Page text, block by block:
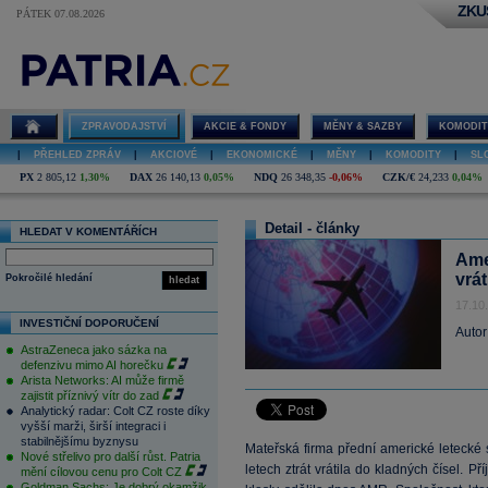
PÁTEK 07.08.2026
ZPRAVODAJSTVÍ AKCIE & FONDY MĚNY & SAZBY
PŘEHLED ZPRÁV AKCIOVÉ EKONOMICKÉ MĚNY KOMODITY
PX 2 805,12 1,30% DAX 26 140,13 0,05% NDQ 26 348,35 -0,06% CZK/€ 24,233 0,04%
HLEDAT V KOMENTÁŘÍCH
hledat
Pokročilé hledání
INVESTIČNÍ DOPORUČENÍ
AstraZeneca jako sázka na
defenzivu mimo AI horečku
Arista Networks: AI může firmě
zajistit příznivý vítr do zad
Analytický radar: Colt CZ roste díky
vyšší marži, širší integraci i
stabilnějšímu byznysu
Nové střelivo pro další růst. Patria
mění cílovou cenu pro Colt CZ
Detail - články
Mateřská firma přední americké
letech ztrát vrátila do kladných čísel.